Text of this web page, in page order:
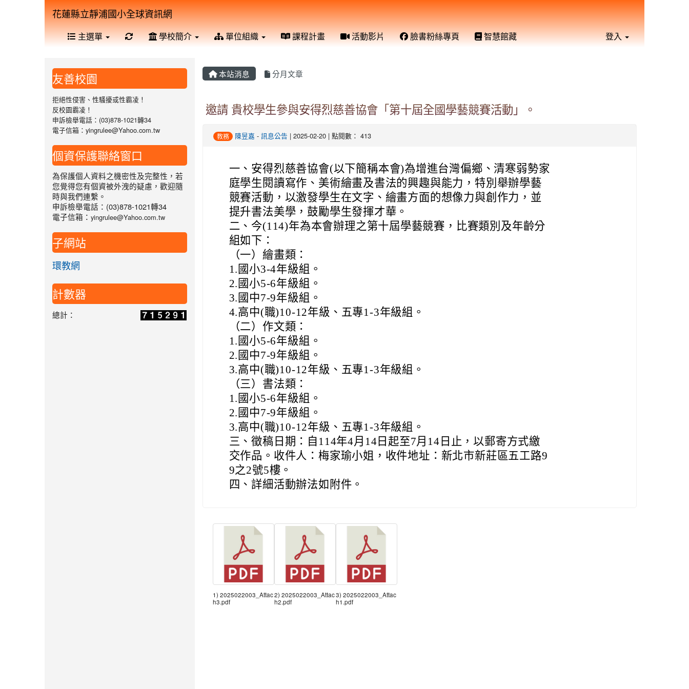
花蓮縣立靜浦國小全球資訊網
主選單 重新取得佈景設定
學校簡介 單位組織 課程計畫 活動影片 臉書粉絲專頁 智慧館藏 登入
本站消息 分月文章
邀請 貴校學生參與安得烈慈善協會「第十屆全國學藝競賽活動」。
教務 陳昱嘉 - 訊息公告 | 2025-02-20 | 點閱數： 413
一、安得烈慈善協會(以下簡稱本會)為增進台灣偏鄉、清寒弱勢家
庭學生閱讀寫作、美術繪畫及書法的興趣與能力，特別舉辦學藝
競賽活動，以激發學生在文字、繪畫方面的想像力與創作力，並
提升書法美學，鼓勵學生發揮才華。
二、今(114)年為本會辦理之第十屆學藝競賽，比賽類別及年齡分
組如下：
（一）繪畫類：
1.國小3-4年級組。
2.國小5-6年級組。
3.國中7-9年級組。
4.高中(職)10-12年級、五專1-3年級組。
（二）作文類：
1.國小5-6年級組。
2.國中7-9年級組。
3.高中(職)10-12年級、五專1-3年級組。
（三）書法類：
1.國小5-6年級組。
2.國中7-9年級組。
3.高中(職)10-12年級、五專1-3年級組。
三、徵稿日期：自114年4月14日起至7月14日止，以郵寄方式繳
交作品。收件人：梅家瑜小姐，收件地址：新北市新莊區五工路9
9之2號5樓。
四、詳細活動辦法如附件。
1) 2025022003_Attac
h3.pdf
2) 2025022003_Attac
h2.pdf
3) 2025022003_Attac
h1.pdf
友善校園
拒絕性侵害、性騷擾或性霸凌！
反校園霸凌！
申訴檢舉電話：(03)878-1021轉34
電子信箱：yingrulee@Yahoo.com.tw
個資保護聯絡窗口
為保護個人資料之機密性及完整性，若
您覺得您有個資被外洩的疑慮，歡迎隨
時與我們連繫。
申訴檢舉電話：(03)878-1021轉34
電子信箱： yingrulee@Yahoo.com.tw
子網站
環教網
計數器
總計：